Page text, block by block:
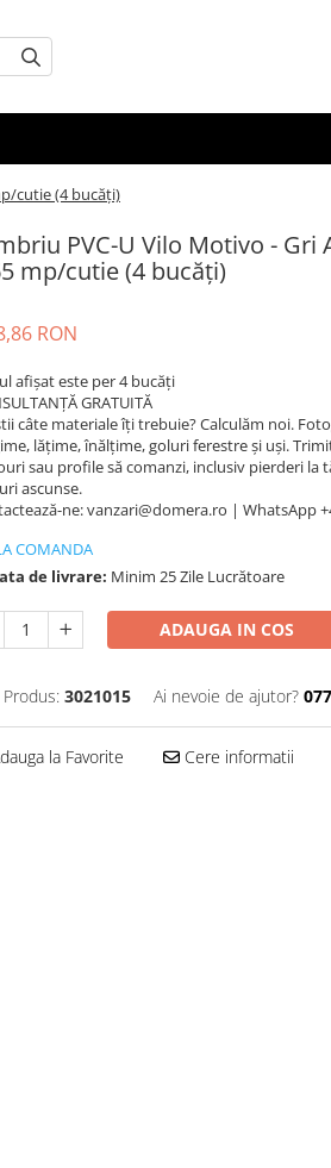
cutie (4 bucăți)
PVC-U Vilo Motivo - Gri
mp/cutie (4 bucăți)
RON
afișat este per 4 bucăți
GRATUITĂ
câte materiale îți trebuie? Calculăm noi.
lățime, înălțime, goluri ferestre și uși.
sau profile să comanzi, inclusiv pierderi la
ascunse.
ne: vanzari@domera.ro | WhatsApp
COMANDA
de livrare: Minim 25 Zile Lucrătoare
ADAUGA IN COS
3021015 Ai nevoie de ajutor?
la Favorite Cere informatii